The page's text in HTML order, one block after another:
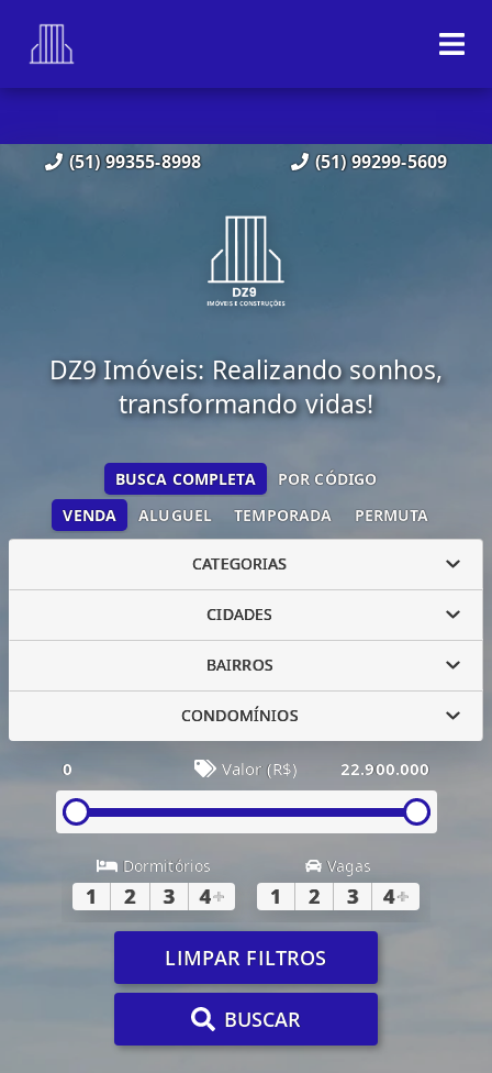
(51) 99355-8998 (51) 99299-5609
DZ9 Imóveis: Realizando sonhos,
transformando vidas!
VENDA ALUGUEL TEMPORADA PERMUTA
BUSCA COMPLETA POR CÓDIGO
CATEGORIAS
CIDADES
BAIRROS
CONDOMÍNIOS
0 Valor (R$) 22.900.000
Dormitórios
1 2 3 4+
Vagas
1 2 3 4+
LIMPAR FILTROS
BUSCAR